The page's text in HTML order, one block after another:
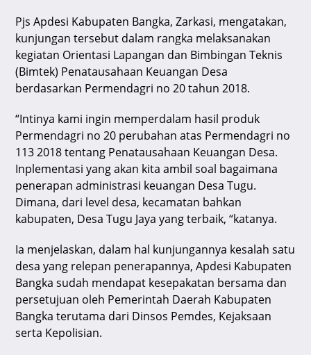
Pjs Apdesi Kabupaten Bangka, Zarkasi, mengatakan,
kunjungan tersebut dalam rangka melaksanakan
kegiatan Orientasi Lapangan dan Bimbingan Teknis
(Bimtek) Penatausahaan Keuangan Desa
berdasarkan Permendagri no 20 tahun 2018.
“Intinya kami ingin memperdalam hasil produk
Permendagri no 20 perubahan atas Permendagri no
113 2018 tentang Penatausahaan Keuangan Desa.
Inplementasi yang akan kita ambil soal bagaimana
penerapan administrasi keuangan Desa Tugu.
Dimana, dari level desa, kecamatan bahkan
kabupaten, Desa Tugu Jaya yang terbaik, “katanya.
Ia menjelaskan, dalam hal kunjungannya kesalah satu
desa yang relepan penerapannya, Apdesi Kabupaten
Bangka sudah mendapat kesepakatan bersama dan
persetujuan oleh Pemerintah Daerah Kabupaten
Bangka terutama dari Dinsos Pemdes, Kejaksaan
serta Kepolisian.